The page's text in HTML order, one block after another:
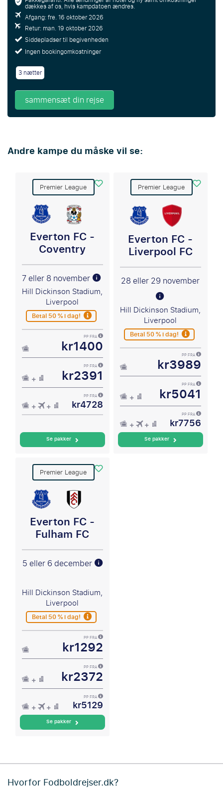
dækkes af os, hvis kampdatoen ændres.
Afgang: fre. 16 oktober 2026
Retur: man. 19 oktober 2026
Siddepladser til begivenheden
Ingen bookingomkostninger
3 nætter
sammensæt din rejse
Andre kampe du måske vil se:
Premier League
Everton FC -
Coventry
7 eller 8 november
Hill Dickinson Stadium,
Liverpool
Betal 50 % i dag!
PP FRA
kr1400
PP FRA
kr2391
PP FRA
kr4728
Se pakker
Premier League
Everton FC -
Liverpool FC
28 eller 29 november
Hill Dickinson Stadium,
Liverpool
Betal 50 % i dag!
PP FRA
kr3989
PP FRA
kr5041
PP FRA
kr7756
Se pakker
Premier League
Everton FC -
Fulham FC
5 eller 6 december
Hill Dickinson Stadium,
Liverpool
Betal 50 % i dag!
PP FRA
kr1292
PP FRA
kr2372
PP FRA
kr5129
Se pakker
Hvorfor Fodboldrejser.dk?